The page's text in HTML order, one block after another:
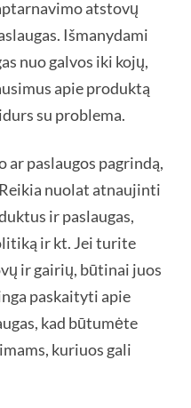
atstovų
Išmanydami
nuo galvos iki kojų,
apie produktą
su problema.
paslaugos pagrindą,
nuolat atnaujinti
ir paslaugas,
ir kt. Jei turite
ir gairių, būtinai juos
paskaityti apie
kad būtumėte
kuriuos gali